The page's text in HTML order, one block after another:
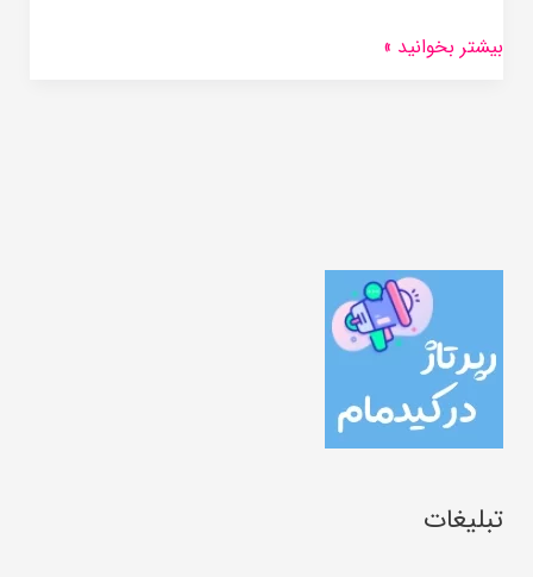
بیشتر بخوانید »
تبلیغات